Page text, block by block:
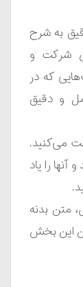
به شرح
شرکت و
که در
و دقیق
می‌کنید.
را یاد
متن بدنه
این بخش